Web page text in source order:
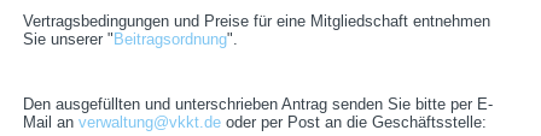
Vertragsbedingungen und Preise für eine Mitgliedschaft entnehmen
Sie unserer " Beitragsordnung".
Den ausgefüllten und unterschrieben Antrag senden Sie bitte per E-
Mail anverwaltung@vkkt.de oder per Post an die Geschäftsstelle: